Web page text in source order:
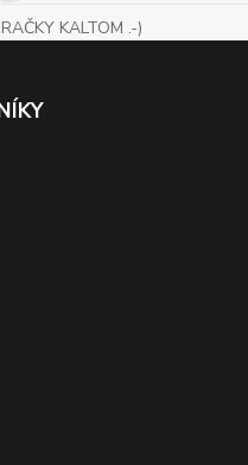
KALTOM .-)